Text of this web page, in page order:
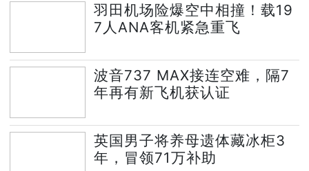
羽田机场险爆空中相撞！载19
7人ANA客机紧急重飞
波音737 MAX接连空难，隔7
年再有新飞机获认证
英国男子将养母遗体藏冰柜3
年，冒领71万补助